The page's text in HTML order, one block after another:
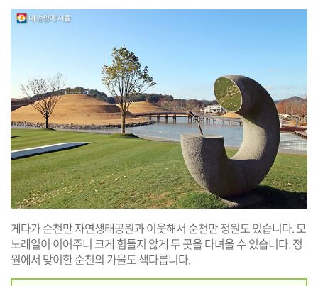
게다가 순천만 자연생태공원과 이웃해서 순천만 정원도 있습니다. 모
노레일이 이어주니 크게 힘들지 않게 두 곳을 다녀올 수 있습니다. 정
원에서 맞이한 순천의 가을도 색다릅니다.